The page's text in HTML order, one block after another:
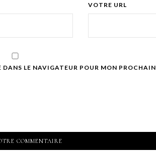
VOTRE URL
LE NAVIGATEUR POUR MON PROCHAIN